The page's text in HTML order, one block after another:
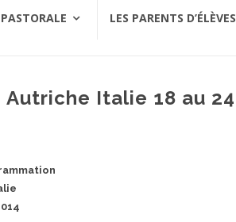
LES PARENTS D’ÉLÈVES
Italie 18 au 24